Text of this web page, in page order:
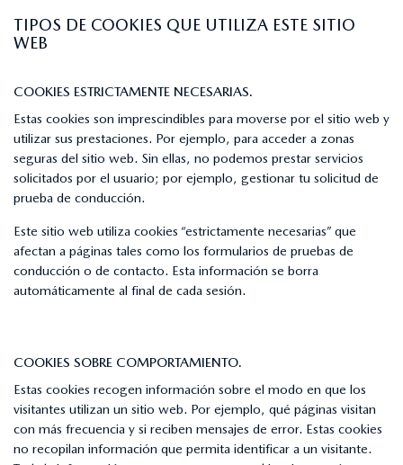
TIPOS DE COOKIES QUE UTILIZA ESTE SITIO
WEB
COOKIES ESTRICTAMENTE NECESARIAS.
Estas cookies son imprescindibles para moverse por el sitio web y
utilizar sus prestaciones. Por ejemplo, para acceder a zonas
seguras del sitio web. Sin ellas, no podemos prestar servicios
solicitados por el usuario; por ejemplo, gestionar tu solicitud de
prueba de conducción.
Este sitio web utiliza cookies “estrictamente necesarias” que
afectan a páginas tales como los formularios de pruebas de
conducción o de contacto. Esta información se borra
automáticamente al final de cada sesión.
COOKIES SOBRE COMPORTAMIENTO.
Estas cookies recogen información sobre el modo en que los
visitantes utilizan un sitio web. Por ejemplo, qué páginas visitan
con más frecuencia y si reciben mensajes de error. Estas cookies
no recopilan información que permita identificar a un visitante.